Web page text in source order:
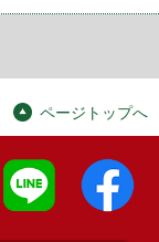
ページトップへ